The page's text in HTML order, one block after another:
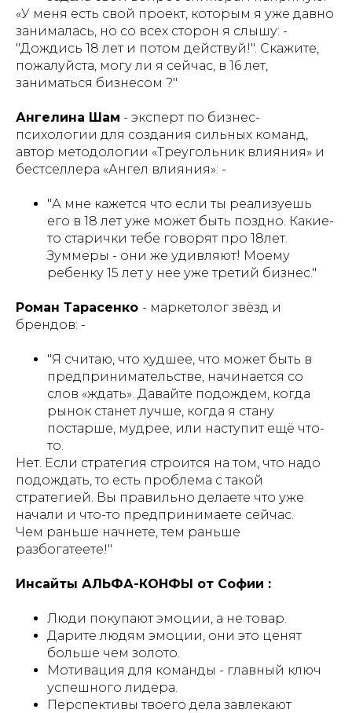
«У меня есть свой проект, которым я уже давно
занималась, но со всех сторон я слышу: -
"Дождись 18 лет и потом действуй!". Скажите,
пожалуйста, могу ли я сейчас, в 16 лет,
заниматься бизнесом ?"
Ангелина Шам - эксперт по бизнес-
психологии для создания сильных команд,
автор методологии «Треугольник влияния» и
бестселлера «Ангел влияния»: -
"А мне кажется что если ты реализуешь
его в 18 лет уже может быть поздно. Какие-
то старички тебе говорят про 18лет.
Зуммеры - они же удивляют! Моему
ребенку 15 лет у нее уже третий бизнес."
Роман Тарасенко - маркетолог звёзд и
брендов: -
"Я считаю, что худшее, что может быть в
предпринимательстве, начинается со
слов «ждать». Давайте подождем, когда
рынок станет лучше, когда я стану
постарше, мудрее, или наступит ещё что-
то.
Нет. Если стратегия строится на том, что надо
подождать, то есть проблема с такой
стратегией. Вы правильно делаете что уже
начали и что-то предпринимаете сейчас.
Чем раньше начнете, тем раньше
разбогатеете!"
Инсайты АЛЬФА-КОНФЫ от Софии :
Люди покупают эмоции, а не товар.
Дарите людям эмоции, они это ценят
больше чем золото.
Мотивация для команды - главный ключ
успешного лидера.
Перспективы твоего дела завлекают